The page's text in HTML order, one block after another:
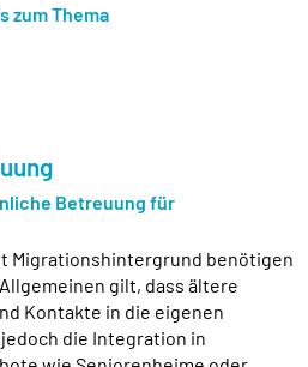
zum Thema
Betreuung für
Migrationshintergrund benötigen
gilt, dass ältere
Kontakte in die eigenen
die Integration in